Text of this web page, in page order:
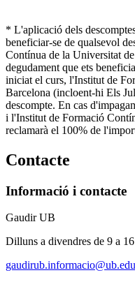
* L'aplicació dels
beneficiar-se de qualsevol
Contínua de la Universitat
degudament que ets
iniciat el curs, l'Institut de
Barcelona (incloent-hi Els
descompte. En cas
i l'Institut de Formació
reclamarà el 100% de
Contacte
Informació i contacte
Gaudir UB
Dilluns a divendres de 9 a
gaudirub.informacio@ub.edu